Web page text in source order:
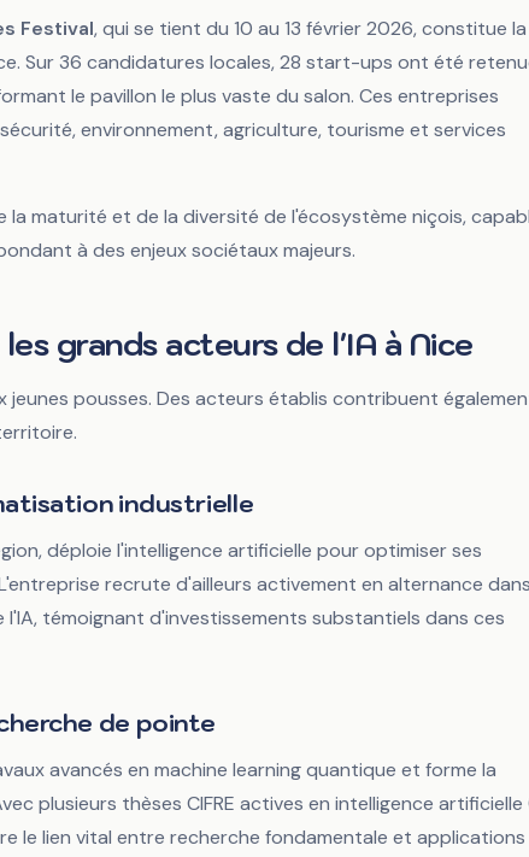
Festival, qui se tient du 10 au 13 février 2026, constitue la
Sur 36 candidatures locales, 28 start-ups ont été
le pavillon le plus vaste du salon. Ces entreprises
environnement, agriculture, tourisme et services
maturité et de la diversité de l'écosystème niçois,
à des enjeux sociétaux majeurs.
grands acteurs de l'IA à Nice
jeunes pousses. Des acteurs établis contribuent
industrielle
déploie l'intelligence artificielle pour optimiser ses
recrute d'ailleurs activement en alternance
l'IA, témoignant d'investissements substantiels dans ces
de pointe
avancés en machine learning quantique et forme la
plusieurs thèses CIFRE actives en intelligence artificielle
le lien vital entre recherche fondamentale et applications